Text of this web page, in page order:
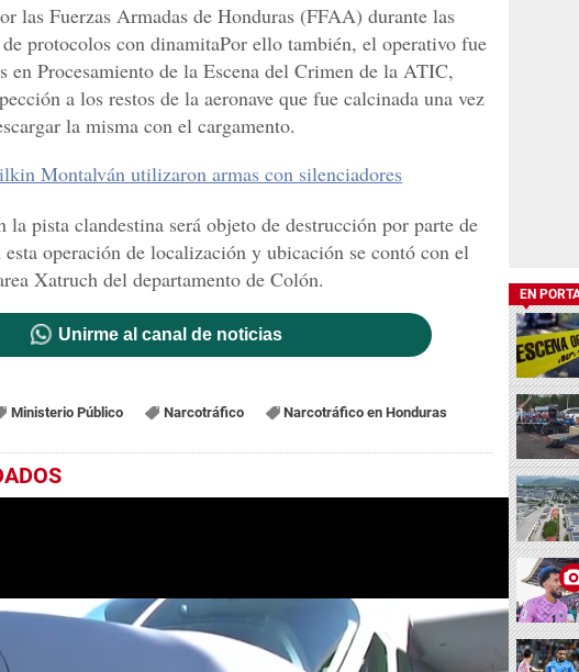
las Fuerzas Armadas de Honduras (FFAA) durante las
protocolos con dinamitaPor ello también, el operativo fue
en Procesamiento de la Escena del Crimen de la ATIC,
a los restos de la aeronave que fue calcinada una vez
la misma con el cargamento.
Montalván utilizaron armas con silenciadores
la pista clandestina será objeto de destrucción por parte de
operación de localización y ubicación se contó con el
Xatruch del departamento de Colón.
Unirme al canal de noticias
Ministerio Público Narcotráfico Narcotráfico en Honduras
EN